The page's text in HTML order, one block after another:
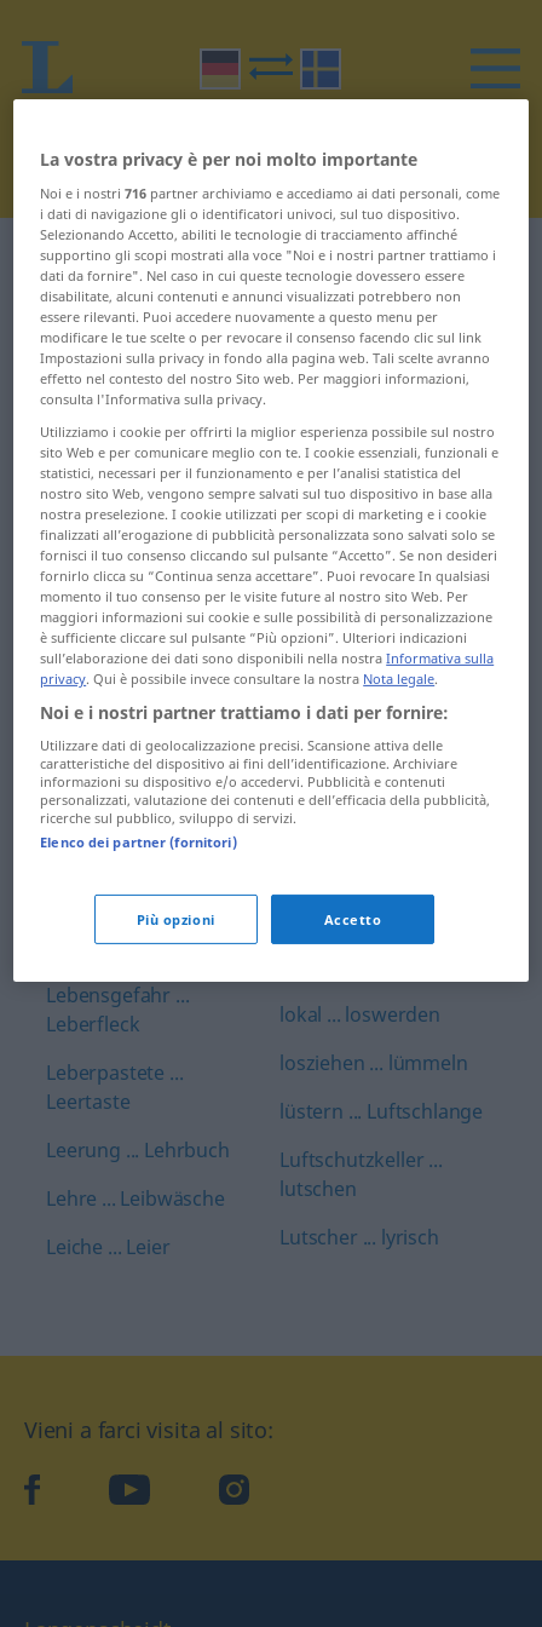
Dizionario Tedesco-Svedese L
Parole in tedesco che iniziano
con L
l ... Laderaum
Ladung ... lästern
lästig ... Laktose
laktosefrei ...
landesüblich
Landesvater ...
Landungssteg
Landweg ... Lanze
lapidar ... Lastschrift
Lastwagen ... laufen
Lautstärke ...
Lebensgefährte
Lebensgefahr ...
Leberfleck
Leberpastete ...
Leertaste
Leerung ... Lehrbuch
Lehre ... Leibwäsche
Leiche ... Leier
Leierkasten ... Leitbild
leiten ... Lernsoftware
Lesart ... leuchten
leuchtend ... lichten
Lichterkette ...
Liebeskummer
Liebesleben ...
Lieferwagen
Lieferzeit ... Linie
Linienbus ... Litauen
Lochstreifen ... löten
lokal ... loswerden
losziehen ... lümmeln
lüstern ... Luftschlange
Luftschutzkeller ...
lutschen
Lutscher ... lyrisch
Vieni a farci visita al sito:
facebook YouTube Instagram
La vostra privacy è per noi molto importante
Noi e i nostri716 partner archiviamo e accediamo ai dati personali, come
i dati di navigazione gli o identificatori univoci, sul tuo dispositivo.
Selezionando Accetto, abiliti le tecnologie di tracciamento affinché
supportino gli scopi mostrati alla voce "Noi e i nostri partner trattiamo i
dati da fornire". Nel caso in cui queste tecnologie dovessero essere
disabilitate, alcuni contenuti e annunci visualizzati potrebbero non
essere rilevanti. Puoi accedere nuovamente a questo menu per
modificare le tue scelte o per revocare il consenso facendo clic sul link
Impostazioni sulla privacy in fondo alla pagina web. Tali scelte avranno
effetto nel contesto del nostro Sito web. Per maggiori informazioni,
consulta l'Informativa sulla privacy.
Utilizziamo i cookie per offrirti la miglior esperienza possibile sul nostro
sito Web e per comunicare meglio con te. I cookie essenziali, funzionali e
statistici, necessari per il funzionamento e per l’analisi statistica del
nostro sito Web, vengono sempre salvati sul tuo dispositivo in base alla
nostra preselezione. I cookie utilizzati per scopi di marketing e i cookie
finalizzati all’erogazione di pubblicità personalizzata sono salvati solo se
fornisci il tuo consenso cliccando sul pulsante “Accetto”. Se non desideri
fornirlo clicca su “Continua senza accettare”. Puoi revocare In qualsiasi
momento il tuo consenso per le visite future al nostro sito Web. Per
maggiori informazioni sui cookie e sulle possibilità di personalizzazione
è sufficiente cliccare sul pulsante “Più opzioni”. Ulteriori indicazioni
sull’elaborazione dei dati sono disponibili nella nostraInformativa sulla
privacy. Qui è possibile invece consultare la nostra Nota legale.
Noi e i nostri partner trattiamo i dati per fornire:
Utilizzare dati di geolocalizzazione precisi. Scansione attiva delle
caratteristiche del dispositivo ai fini dell’identificazione. Archiviare
informazioni su dispositivo e/o accedervi. Pubblicità e contenuti
personalizzati, valutazione dei contenuti e dell’efficacia della pubblicità,
ricerche sul pubblico, sviluppo di servizi.
Elenco dei partner (fornitori)
Più opzioni Accetto